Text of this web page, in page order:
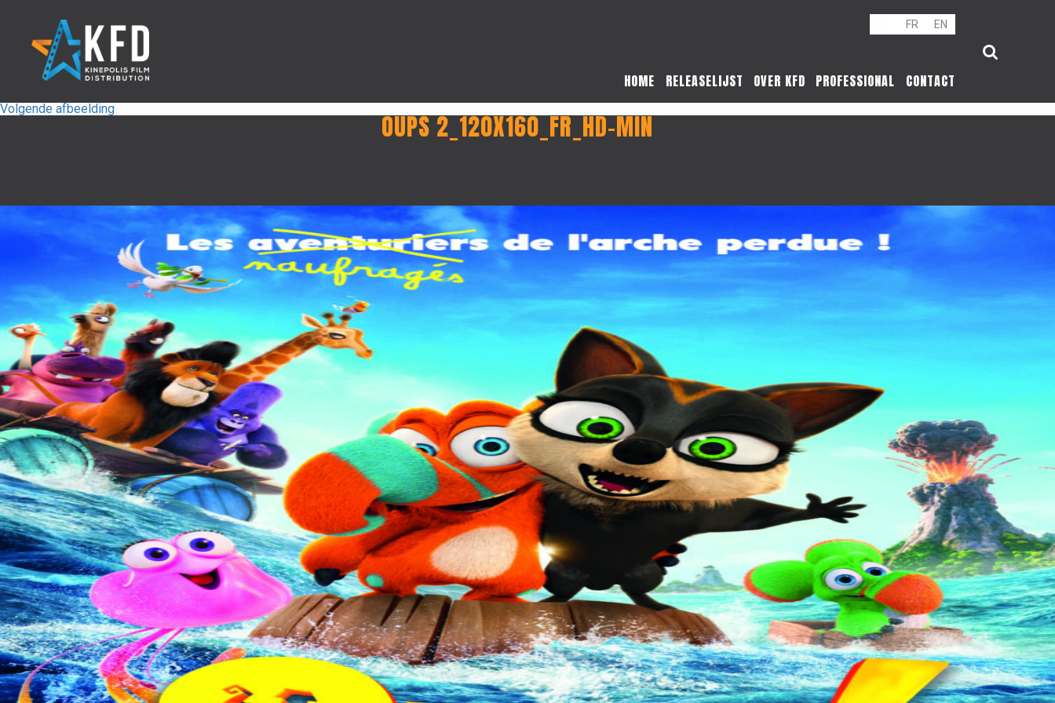
Home
Releaselijst
Over KFD
Professional
FR EN
HOME RELEASELIJST OVER KFD PROFESSIONAL CONTACT
Volgende afbeelding
OUPS 2_120X160_FR_HD-MIN